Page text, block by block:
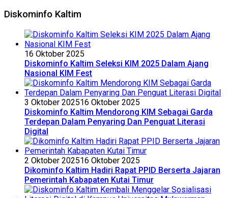
Diskominfo Kaltim
16 Oktober 2025
Diskominfo Kaltim Seleksi KIM 2025 Dalam Ajang
Nasional KIM Fest
3 Oktober 202516 Oktober 2025
Diskominfo Kaltim Mendorong KIM Sebagai Garda
Terdepan Dalam Penyaring Dan Penguat Literasi
Digital
2 Oktober 202516 Oktober 2025
Dikominfo Kaltim Hadiri Rapat PPID Berserta Jajaran
Pemerintah Kabapaten Kutai Timur